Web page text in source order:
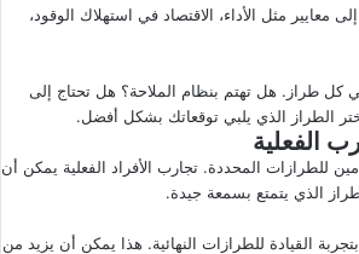
معايير مثل الأداء، الاقتصاد في استهلاك الوقود،
كل طراز. هل تهتم بنظام الملاحة؟ هل تحتاج إلى
الطراز الذي يلبي توقعاتك بشكل أفضل.
الفعلية
للطرازات المحددة. تجارب الأفراد الفعلية يمكن أن
الذي يتمتع بسمعة جيدة.
القيادة للطرازات النهائية. هذا يمكن أن يزيد من